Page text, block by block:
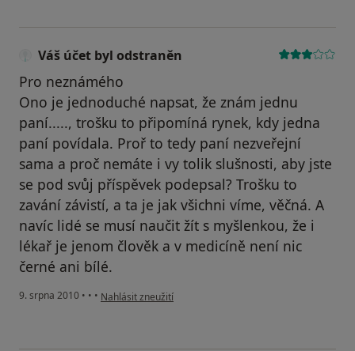
Váš účet byl odstraněn
Pro neznámého
Ono je jednoduché napsat, že znám jednu
paní....., trošku to připomíná rynek, kdy jedna
paní povídala. Proř to tedy paní nezveřejní
sama a proč nemáte i vy tolik slušnosti, aby jste
se pod svůj příspěvek podepsal? Trošku to
zavání závistí, a ta je jak všichni víme, věčná. A
navíc lidé se musí naučit žít s myšlenkou, že i
lékař je jenom člověk a v medicíně není nic
černé ani bílé.
9. srpna 2010 • • • podle názoru uživatele Váš účet byl odstraněn
Nahlásit zneužití